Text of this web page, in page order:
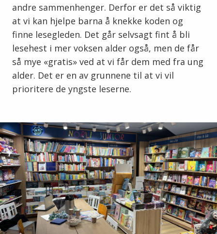
andre sammenhenger. Derfor er det så viktig
at vi kan hjelpe barna å knekke koden og
finne lesegleden. Det går selvsagt fint å bli
lesehest i mer voksen alder også, men de får
så mye «gratis» ved at vi får dem med fra ung
alder. Det er en av grunnene til at vi vil
prioritere de yngste leserne.